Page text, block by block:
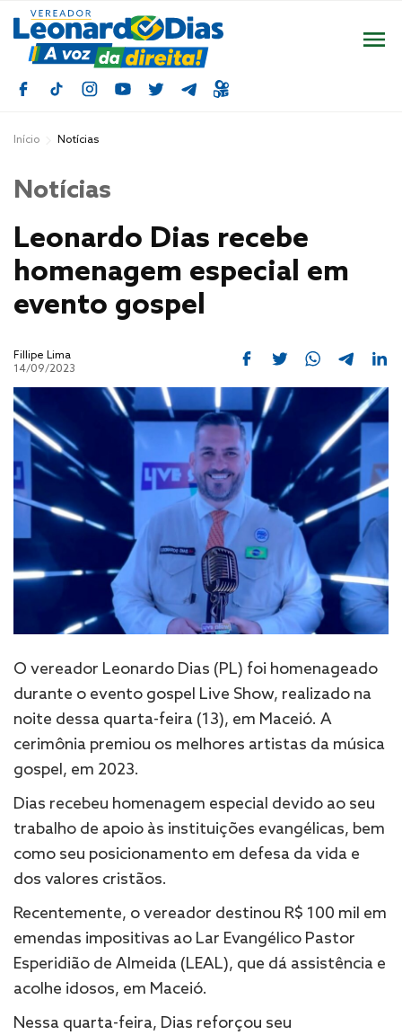
Início Notícias
Notícias
Leonardo Dias recebe
homenagem especial em
evento gospel
Fillipe Lima
14/09/2023
O vereador Leonardo Dias (PL) foi homenageado
durante o evento gospel Live Show, realizado na
noite dessa quarta-feira (13), em Maceió. A
cerimônia premiou os melhores artistas da música
gospel, em 2023.
Dias recebeu homenagem especial devido ao seu
trabalho de apoio às instituições evangélicas, bem
como seu posicionamento em defesa da vida e
dos valores cristãos.
Recentemente, o vereador destinou R$ 100 mil em
emendas impositivas ao Lar Evangélico Pastor
Esperidião de Almeida (LEAL), que dá assistência e
acolhe idosos, em Maceió.
Nessa quarta-feira, Dias reforçou seu